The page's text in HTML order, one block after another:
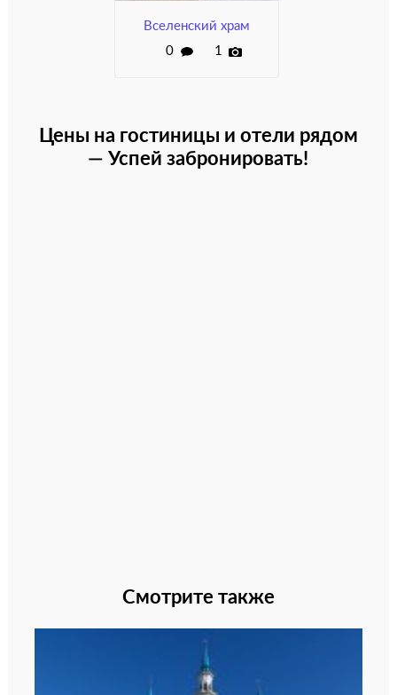
Вселенский храм
0
1
Цены на гостиницы и отели рядом
— Успей забронировать!
Смотрите также